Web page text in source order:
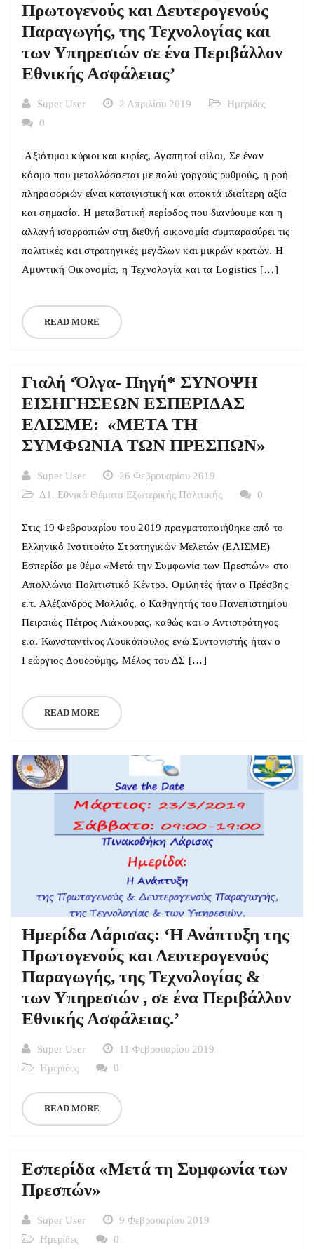
Πρωτογενούς και Δευτερογενούς
Παραγωγής, της Τεχνολογίας και
των Υπηρεσιών σε ένα Περιβάλλον
Εθνικής Ασφάλειας’
Super User 2 Απριλίου 2019
Ημερίδες
0
Αξιότιμοι κύριοι και κυρίες, Αγαπητοί φίλοι, Σε έναν
κόσμο που μεταλλάσσεται με πολύ γοργούς ρυθμούς, η ροή
πληροφοριών είναι καταιγιστική και αποκτά ιδιαίτερη αξία
και σημασία. Η μεταβατική περίοδος που διανύουμε και η
αλλαγή ισορροπιών στη διεθνή οικονομία συμπαρασύρει τις
πολιτικές και στρατηγικές μεγάλων και μικρών κρατών. Η
Αμυντική Οικονομία, η Τεχνολογία και τα Logistics […]
READ MORE
Γιαλή ‘Όλγα- Πηγή* ΣΥΝΟΨΗ
ΕΙΣΗΓΗΣΕΩΝ ΕΣΠΕΡΙΔΑΣ
ΕΛΙΣΜΕ: «ΜΕΤΑ ΤΗ
ΣΥΜΦΩΝΙΑ ΤΩΝ ΠΡΕΣΠΩΝ»
Super User
26 Φεβρουαρίου 2019
Δ1. Εθνικά Θέματα Εξωτερικής Πολιτικής
0
Στις 19 Φεβρουαρίου του 2019 πραγματοποιήθηκε από το
Ελληνικό Ινστιτούτο Στρατηγικών Μελετών (ΕΛΙΣΜΕ)
Εσπερίδα με θέμα «Μετά την Συμφωνία των Πρεσπών» στο
Απολλώνιο Πολιτιστικό Κέντρο. Ομιλητές ήταν ο Πρέσβης
ε.τ. Αλέξανδρος Μαλλιάς, ο Καθηγητής του Πανεπιστημίου
Πειραιώς Πέτρος Λιάκουρας, καθώς και ο Αντιστράτηγος
ε.α. Κωνσταντίνος Λουκόπουλος ενώ Συντονιστής ήταν ο
Γεώργιος Δουδούμης, Μέλος του ΔΣ […]
READ MORE
Ημερίδα Λάρισας: ‘Η Ανάπτυξη της
Πρωτογενούς και Δευτερογενούς
Παραγωγής, της Τεχνολογίας &
των Υπηρεσιών , σε ένα Περιβάλλον
Εθνικής Ασφάλειας.’
Super User
11 Φεβρουαρίου 2019
Ημερίδες
0
READ MORE
Εσπερίδα «Μετά τη Συμφωνία των
Πρεσπών»
Super User
9 Φεβρουαρίου 2019
Ημερίδες
0